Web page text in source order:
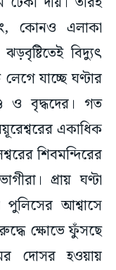
কোনও এলাকা
বিদ্যুৎ
যাচ্ছে ঘণ্টার
ও বৃদ্ধদের। গত
একাধিক
শিবমন্দিরের
প্রায় ঘণ্টা
আশ্বাসে
ক্ষোভে ফুঁসছে
দোসর হওয়ায়